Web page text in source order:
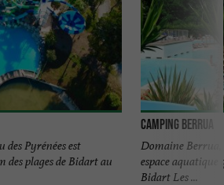
des Pyrénées est
des plages de Bidart au
Camping Berrua
Domaine Berrua,
espace aquatique
Bidart Les ...